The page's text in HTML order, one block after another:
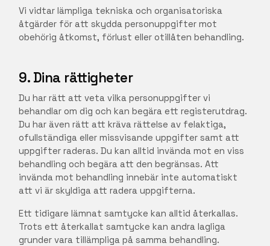
Vi vidtar lämpliga tekniska och organisatoriska
åtgärder för att skydda personuppgifter mot
obehörig åtkomst, förlust eller otillåten behandling.
9. Dina rättigheter
Du har rätt att veta vilka personuppgifter vi
behandlar om dig och kan begära ett registerutdrag.
Du har även rätt att kräva rättelse av felaktiga,
ofullständiga eller missvisande uppgifter samt att
uppgifter raderas. Du kan alltid invända mot en viss
behandling och begära att den begränsas. Att
invända mot behandling innebär inte automatiskt
att vi är skyldiga att radera uppgifterna.
Ett tidigare lämnat samtycke kan alltid återkallas.
Trots ett återkallat samtycke kan andra lagliga
grunder vara tillämpliga på samma behandling.